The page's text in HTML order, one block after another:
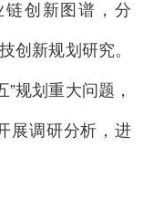
创新图谱，分
创新规划研究。
规划重大问题，
展调研分析，进